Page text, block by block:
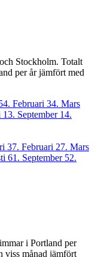
Stockholm. Totalt
per år jämfört med
i Portland per
viss månad jämfört